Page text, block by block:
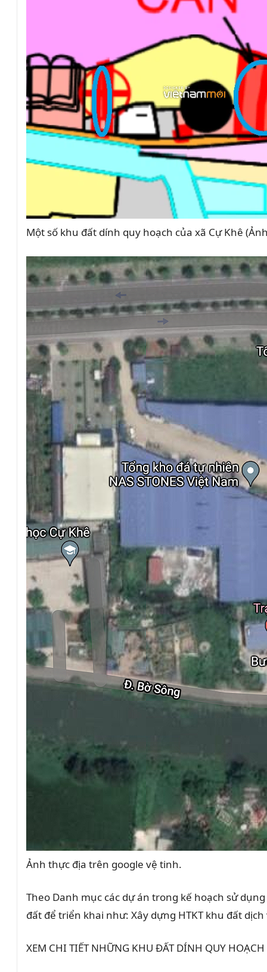
Một số khu đất dính quy hoạch của xã Cự Khê
Ảnh thực địa trên google vệ tinh.
Theo Danh mục các dự án trong kế hoạch sử
đất để triển khai như: Xây dựng HTKT khu đất
XEM CHI TIẾT NHỮNG KHU ĐẤT DÍNH QUY